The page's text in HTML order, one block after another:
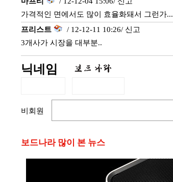
가격적인 면에서도 많이 효율화돼서 그런가...
프리스트
/ 12-12-11 10:26/ 신고
3개사가 시장을 대부분..
닉네임
비회원
보드나라 많이 본 뉴스